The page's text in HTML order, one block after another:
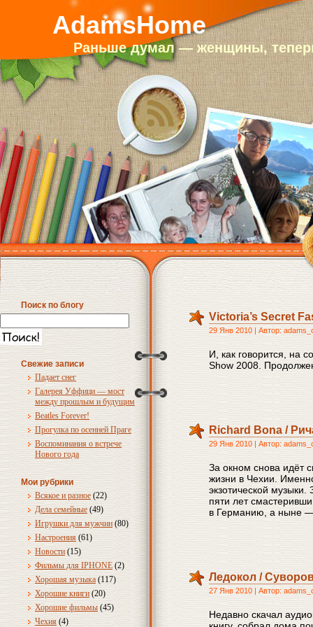
AdamsHome
Раньше думал — женщины,
Поиск по блогу
Свежие записи
Падает снег
Галерея Уффици — мост
между прошлым и будущим
Beatles Forever!
Прогулка по осенней Праге
Воспоминания о встрече
Нового года
Мои рубрики
Всякое и разное (22)
Дела семейные (49)
Игрушки для мужчин (80)
Настроения (61)
Новости (15)
Фильмы для IPHONE (2)
Хорошая музыка (117)
Хорошие книги (20)
Хорошие фильмы (45)
Чехия (4)
Victoria’s Secret
29 Янв 2010 | Автор:
И, как говорится, на
Show 2008.
Richard Bona /
29 Янв 2010 | Автор:
За окном снова идёт
жизни в Чехии.
экзотической
пяти лет
в Германию, а ныне
Ледокол /
27 Янв 2010 | Автор:
Недавно скачал